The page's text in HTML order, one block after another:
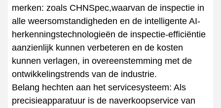
merken: zoals CHNSpec,waarvan de inspectie in
alle weersomstandigheden en de intelligente AI-
herkenningstechnologieën de inspectie-efficiëntie
aanzienlijk kunnen verbeteren en de kosten
kunnen verlagen, in overeenstemming met de
ontwikkelingstrends van de industrie.
Belang hechten aan het servicesysteem: Als
precisieapparatuur is de naverkoopservice van